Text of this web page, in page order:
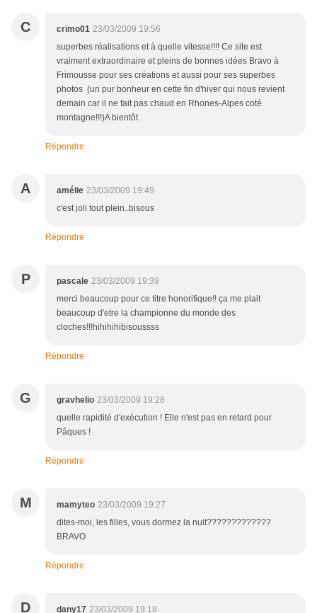
C crimo01 23/03/2009 19:56
superbes réalisations et à quelle vitesse!!!! Ce site est
vraiment extraordinaire et pleins de bonnes idées Bravo à
Frimousse pour ses créations et aussi pour ses superbes
photos (un pur bonheur en cette fin d'hiver qui nous revient
demain car il ne fait pas chaud en Rhones-Alpes coté
montagne!!!)A bientôt
Répondre
A amélie 23/03/2009 19:49
c'est joli tout plein..bisous
Répondre
P pascale 23/03/2009 19:39
merci beaucoup pour ce titre honorifique!! ça me plait
beaucoup d'etre la championne du monde des
cloches!!!hihihihibisoussss
Répondre
G gravhelio 23/03/2009 19:28
quelle rapidité d'exécution ! Elle n'est pas en retard pour
Pâques !
Répondre
M mamyteo 23/03/2009 19:27
dites-moi, les filles, vous dormez la nuit?????????????
BRAVO
Répondre
D dany17 23/03/2009 19:18